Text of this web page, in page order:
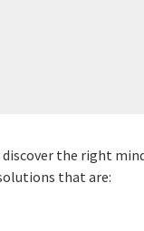
the right
that are: